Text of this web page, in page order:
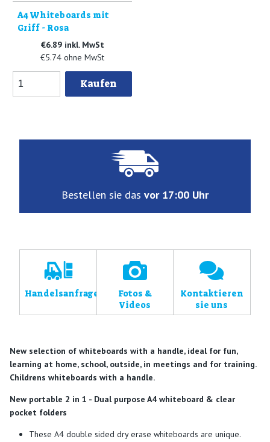
A4 Whiteboards mit
Griff - Rosa
€6.89 inkl. MwSt
€5.74 ohne MwSt
Kaufen
Bestellen sie das vor 17:00 Uhr
Handelsanfragen
Fotos &
Videos
Kontaktieren
sie uns
New selection of whiteboards with a handle, ideal for fun,
learning at home, school, outside, in meetings and for training.
Childrens whiteboards with a handle.
New portable 2 in 1 - Dual purpose A4 whiteboard & clear
pocket folders
These A4 double sided dry erase whiteboards are unique.